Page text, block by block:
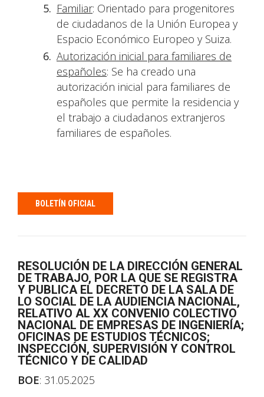
Familiar: Orientado para progenitores
de ciudadanos de la Unión Europea y
Espacio Económico Europeo y Suiza.
Autorización inicial para familiares de
españoles: Se ha creado una
autorización inicial para familiares de
españoles que permite la residencia y
el trabajo a ciudadanos extranjeros
familiares de españoles.
BOLETÍN OFICIAL
RESOLUCIÓN DE LA DIRECCIÓN GENERAL
DE TRABAJO, POR LA QUE SE REGISTRA
Y PUBLICA EL DECRETO DE LA SALA DE
LO SOCIAL DE LA AUDIENCIA NACIONAL,
RELATIVO AL XX CONVENIO COLECTIVO
NACIONAL DE EMPRESAS DE INGENIERÍA;
OFICINAS DE ESTUDIOS TÉCNICOS;
INSPECCIÓN, SUPERVISIÓN Y CONTROL
TÉCNICO Y DE CALIDAD
BOE: 31.05.2025